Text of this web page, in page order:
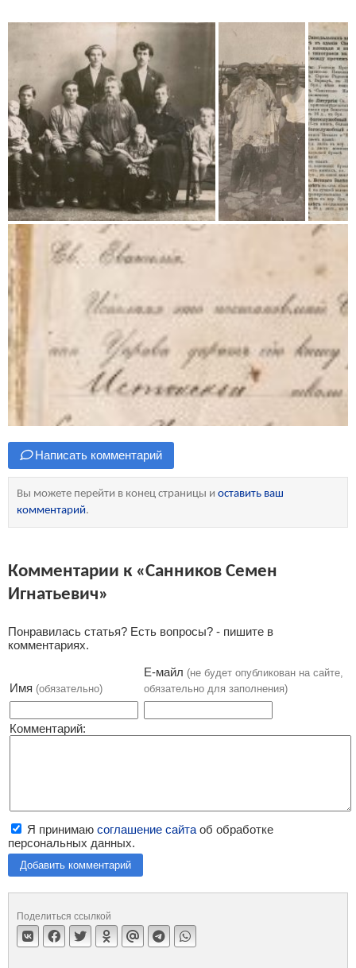
Написать комментарий
Вы можете перейти в конец страницы и оставить ваш
комментарий.
Комментарии к «Санников Семен
Игнатьевич»
Понравилась статья? Есть вопросы? - пишите в
комментариях.
Имя (обязательно)
Е-майл (не будет опубликован на сайте,
обязательно для заполнения)
Комментарий:
Я принимаю соглашение сайта об обработке
персональных данных.
Добавить комментарий
Поделиться ссылкой